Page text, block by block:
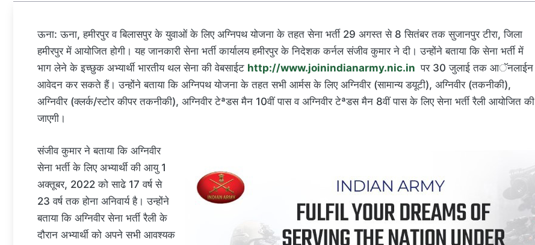
ऊना: ऊना, हमीरपुर व बिलासपुर के युवाओं के लिए अग्निपथ योजना के तहत सेना भर्ती 29 अगस्त से 8 सितंबर तक सुजानपुर टीरा, जिला
हमीरपुर में आयोजित होगी। यह जानकारी सेना भर्ती कार्यालय हमीरपुर के निदेशक कर्नल संजीव कुमार ने दी। उन्होंने बताया कि सेना भर्ती में
भाग लेने के इच्छुक अभ्यार्थी भारतीय थल सेना की वेबसाईट http://www.joinindianarmy.nic.in पर 30 जुलाई तक आॅनलाईन
आवेदन कर सकते हैं। उन्होंने बताया कि अग्निपथ योजना के तहत सभी आर्मस के लिए अग्निवीर (सामान्य डयूटी), अग्निवीर (तकनीकी),
अग्निवीर (क्लर्क/स्टोर कीपर तकनीकी), अग्निवीर टेªडस मैन 10वीं पास व अग्निवीर टेªडस मैन 8वीं पास के लिए सेना भर्ती रैली आयोजित की
जाएगी।
संजीव कुमार ने बताया कि अग्निवीर
सेना भर्ती के लिए अभ्यार्थी की आयु 1
अक्तूबर, 2022 को साढे 17 वर्ष से
23 वर्ष तक होना अनिवार्य है। उन्होंने
बताया कि अग्निवीर सेना भर्ती रैली के
दौरान अभ्यार्थी को अपने सभी आवश्यक